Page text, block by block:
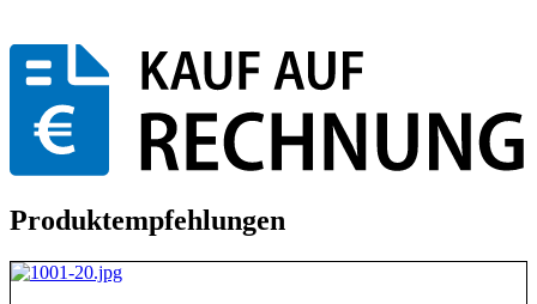
Produktempfehlungen